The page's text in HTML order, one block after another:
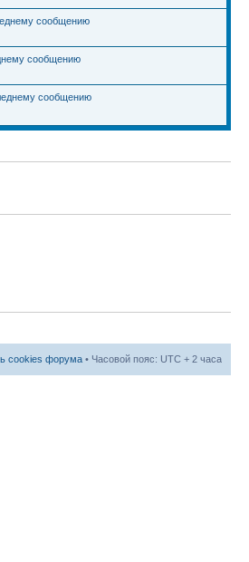
cookies форума • Часовой пояс: UTC + 2 часа